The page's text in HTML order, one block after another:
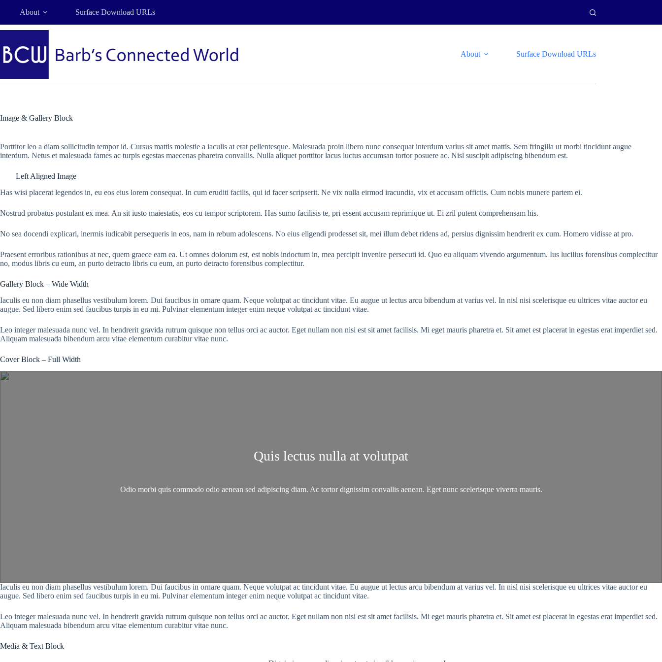
About Surface Download URLs
About Surface Download URLs
Image & Gallery Block
Porttitor leo a diam sollicitudin tempor id. Cursus mattis molestie a iaculis at erat pellentesque. Malesuada proin libero nunc consequat interdum varius sit amet mattis. Sem fringilla ut morbi tincidunt augue
interdum. Netus et malesuada fames ac turpis egestas maecenas pharetra convallis. Nulla aliquet porttitor lacus luctus accumsan tortor posuere ac. Nisl suscipit adipiscing bibendum est.
Left Aligned Image
Has wisi placerat legendos in, eu eos eius lorem consequat. In cum eruditi facilis, qui id facer scripserit. Ne vix nulla eirmod iracundia, vix et accusam officiis. Cum nobis munere partem ei.
Nostrud probatus postulant ex mea. An sit iusto maiestatis, eos cu tempor scriptorem. Has sumo facilisis te, pri essent accusam reprimique ut. Ei zril putent comprehensam his.
No sea docendi explicari, inermis iudicabit persequeris in eos, nam in rebum adolescens. No eius eligendi prodesset sit, mei illum debet ridens ad, persius dignissim hendrerit ex cum. Homero vidisse at pro.
Praesent erroribus rationibus at nec, quem graece eam ea. Ut omnes dolorum est, est nobis indoctum in, mea percipit invenire persecuti id. Quo eu aliquam vivendo argumentum. Ius lucilius forensibus complectitur
no, modus libris cu eum, an purto detracto libris cu eum, an purto detracto forensibus complectitur.
Gallery Block – Wide Width
Iaculis eu non diam phasellus vestibulum lorem. Dui faucibus in ornare quam. Neque volutpat ac tincidunt vitae. Eu augue ut lectus arcu bibendum at varius vel. In nisl nisi scelerisque eu ultrices vitae auctor eu
augue. Sed libero enim sed faucibus turpis in eu mi. Pulvinar elementum integer enim neque volutpat ac tincidunt vitae.
Leo integer malesuada nunc vel. In hendrerit gravida rutrum quisque non tellus orci ac auctor. Eget nullam non nisi est sit amet facilisis. Mi eget mauris pharetra et. Sit amet est placerat in egestas erat imperdiet sed.
Aliquam malesuada bibendum arcu vitae elementum curabitur vitae nunc.
Cover Block – Full Width
Quis lectus nulla at volutpat
Odio morbi quis commodo odio aenean sed adipiscing diam. Ac tortor dignissim convallis aenean. Eget nunc scelerisque viverra mauris.
Iaculis eu non diam phasellus vestibulum lorem. Dui faucibus in ornare quam. Neque volutpat ac tincidunt vitae. Eu augue ut lectus arcu bibendum at varius vel. In nisl nisi scelerisque eu ultrices vitae auctor eu
augue. Sed libero enim sed faucibus turpis in eu mi. Pulvinar elementum integer enim neque volutpat ac tincidunt vitae.
Leo integer malesuada nunc vel. In hendrerit gravida rutrum quisque non tellus orci ac auctor. Eget nullam non nisi est sit amet facilisis. Mi eget mauris pharetra et. Sit amet est placerat in egestas erat imperdiet sed.
Aliquam malesuada bibendum arcu vitae elementum curabitur vitae nunc.
Media & Text Block